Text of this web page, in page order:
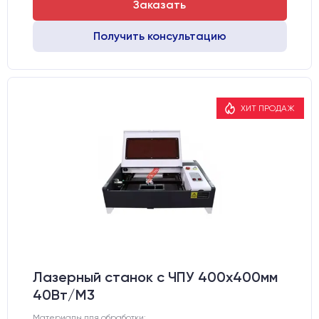
Заказать
Получить консультацию
ХИТ ПРОДАЖ
Лазерный станок c ЧПУ 400х400мм
40Вт/М3